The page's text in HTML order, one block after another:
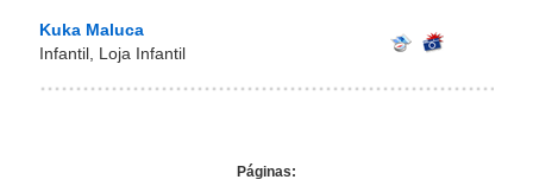
Kuka Maluca
Infantil, Loja Infantil
Páginas: